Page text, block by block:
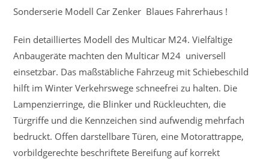
Sonderserie Modell Car Zenker Blaues Fahrerhaus !
Fein detailliertes Modell des Multicar M24. Vielfältige
Anbaugeräte machten den Multicar M24 universell
einsetzbar. Das maßstäbliche Fahrzeug mit Schiebeschild
hilft im Winter Verkehrswege schneefrei zu halten. Die
Lampenzierringe, die Blinker und Rückleuchten, die
Türgriffe und die Kennzeichen sind aufwendig mehrfach
bedruckt. Offen darstellbare Türen, eine Motorattrappe,
vorbildgerechte beschriftete Bereifung auf korrekt